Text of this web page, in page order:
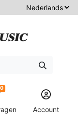
0
Account